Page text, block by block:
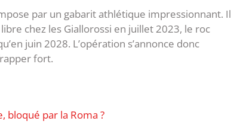
par un gabarit athlétique impressionnant. Il
chez les Giallorossi en juillet 2023, le roc
juin 2028. L’opération s’annonce donc
fort.
bloqué par la Roma ?